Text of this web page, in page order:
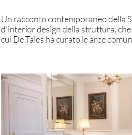
Un racconto contemporaneo della
d’interior design della struttura,
cui De.Tales ha curato le aree